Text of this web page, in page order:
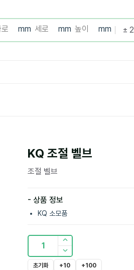
KQ 조절 벨브
조절 벨브
- 상품 정보
KQ 소모품
1
초기화 +10 +100